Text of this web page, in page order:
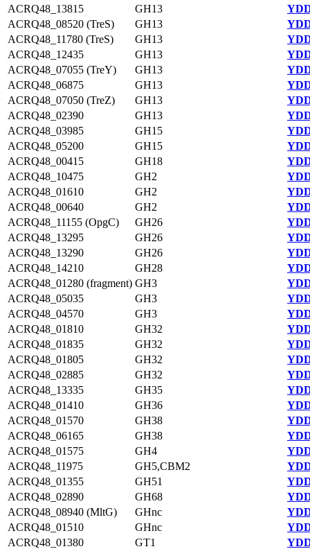
ACRQ48_13815
GH13
ACRQ48_08520 (TreS)
GH13
ACRQ48_11780 (TreS)
GH13
ACRQ48_12435
GH13
ACRQ48_07055 (TreY)
GH13
ACRQ48_06875
GH13
ACRQ48_07050 (TreZ)
GH13
ACRQ48_02390
GH13
ACRQ48_03985
GH15
ACRQ48_05200
GH15
ACRQ48_00415
GH18
ACRQ48_10475
GH2
ACRQ48_01610
GH2
ACRQ48_00640
GH2
ACRQ48_11155 (OpgC)
GH26
ACRQ48_13295
GH26
ACRQ48_13290
GH26
ACRQ48_14210
GH28
ACRQ48_01280 (fragment) GH3
ACRQ48_05035
GH3
ACRQ48_04570
GH3
ACRQ48_01810
GH32
ACRQ48_01835
GH32
ACRQ48_01805
GH32
ACRQ48_02885
GH32
ACRQ48_13335
GH35
ACRQ48_01410
GH36
ACRQ48_01570
GH38
ACRQ48_06165
GH38
ACRQ48_01575
GH4
ACRQ48_11975
GH5,CBM2
ACRQ48_01355
GH51
ACRQ48_02890
GH68
ACRQ48_08940 (MltG)
GHnc
ACRQ48_01510
GHnc
ACRQ48_01380
GT1